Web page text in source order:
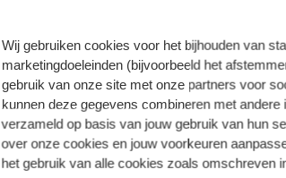
Wij gebruiken cookies voor het bijhouden van
marketingdoeleinden (bijvoorbeeld het
gebruik van onze site met onze partners voor
kunnen deze gegevens combineren met
verzameld op basis van jouw gebruik van hun
over onze cookies en jouw voorkeuren
het gebruik van alle cookies zoals omschreven
Automaat Benzine
Vanaf
€ 349 p/m
inclusief btw o.b.v. 72 maanden en 5000 KM per
Getoonde modellen kunnen afwijken